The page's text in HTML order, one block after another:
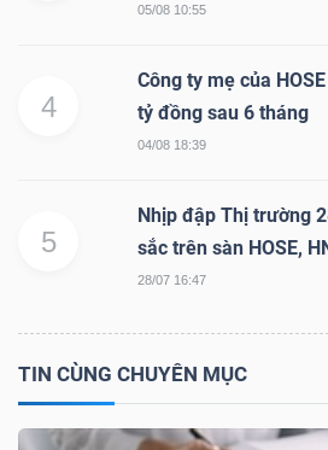
05/08 10:55
4
Công ty mẹ của
tỷ đồng sau 6 tháng
04/08 18:39
5
Nhịp đập Thị trường
sắc trên sàn HOSE,
28/07 16:47
TIN CÙNG CHUYÊN MỤC
cáo
Dịch